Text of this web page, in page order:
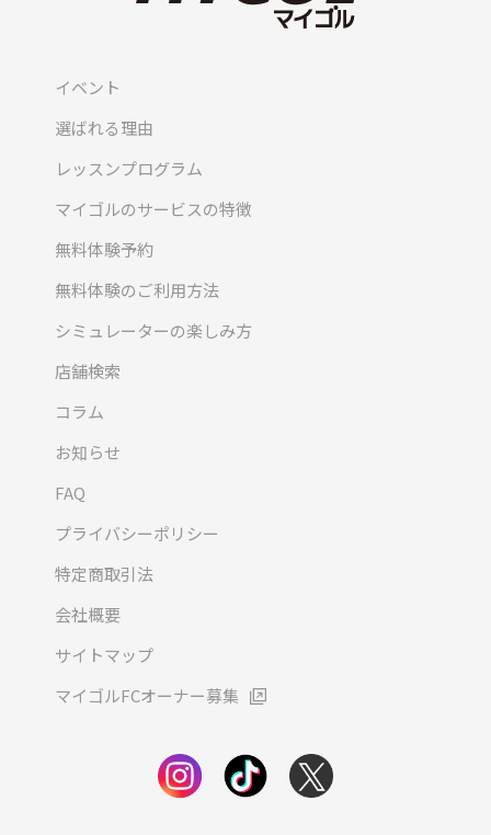
イベント
選ばれる理由
レッスンプログラム
マイゴルのサービスの特徴
無料体験予約
無料体験のご利用方法
シミュレーターの楽しみ方
店舗検索
コラム
お知らせ
FAQ
プライバシーポリシー
特定商取引法
会社概要
サイトマップ
マイゴルFCオーナー募集